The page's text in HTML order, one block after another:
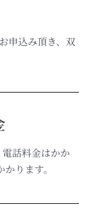
申込み頂き、双
話料金はかか
ります。